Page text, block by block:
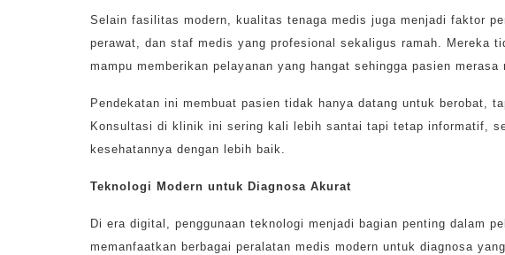
Selain fasilitas modern, kualitas tenaga medis juga menjadi faktor
perawat, dan staf medis yang profesional sekaligus ramah. Mereka
mampu memberikan pelayanan yang hangat sehingga pasien merasa
Pendekatan ini membuat pasien tidak hanya datang untuk berobat,
Konsultasi di klinik ini sering kali lebih santai tapi tetap informatif,
kesehatannya dengan lebih baik.
Teknologi Modern untuk Diagnosa Akurat
Di era digital, penggunaan teknologi menjadi bagian penting dalam
memanfaatkan berbagai peralatan medis modern untuk diagnosa